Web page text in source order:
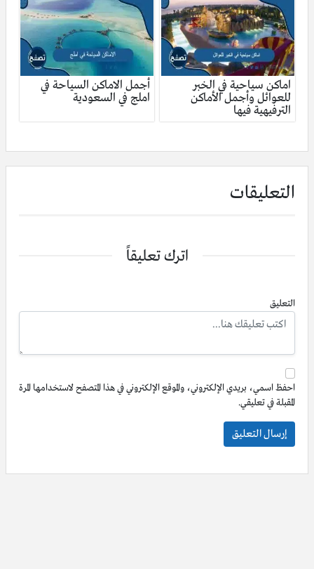
اماكن سياحية في الخبر
للعوائل وأجمل الأماكن
الترفيهية فيها
أجمل الاماكن السياحة في
املج في السعودية
التعليقات
اترك تعليقاً
التعليق
احفظ اسمي، بريدي الإلكتروني، والموقع الإلكتروني في هذا المتصفح لاستخدامها المرة
المقبلة في تعليقي.